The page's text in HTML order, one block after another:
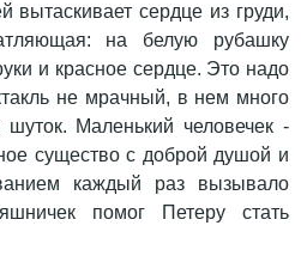
вытаскивает сердце из груди,
на белую рубашку
и красное сердце. Это надо
не мрачный, в нем много
Маленький человечек -
существо с доброй душой и
каждый раз вызывало
помог Петеру стать